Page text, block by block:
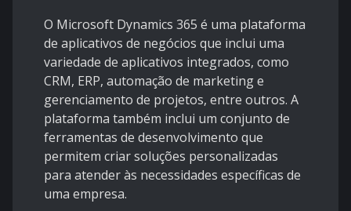
O Microsoft Dynamics 365 é uma plataforma
de aplicativos de negócios que inclui uma
variedade de aplicativos integrados, como
CRM, ERP, automação de marketing e
gerenciamento de projetos, entre outros. A
plataforma também inclui um conjunto de
ferramentas de desenvolvimento que
permitem criar soluções personalizadas
para atender às necessidades específicas de
uma empresa.